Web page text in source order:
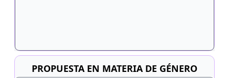
PROPUESTA EN MATERIA DE GÉNERO